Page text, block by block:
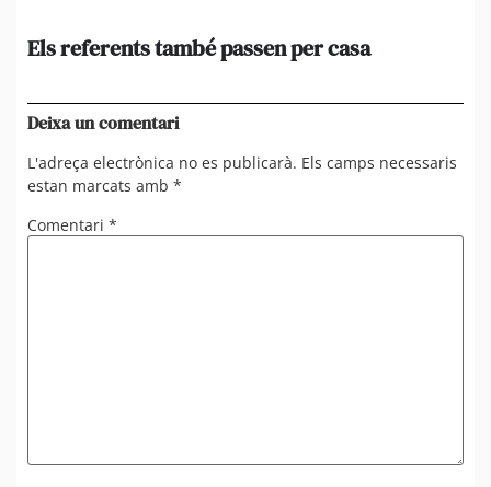
Els referents també passen per casa
Deixa un comentari
L'adreça electrònica no es publicarà. Els camps necessaris
estan marcats amb *
Comentari *